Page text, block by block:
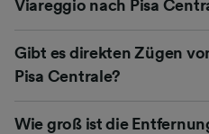
Viareggio nach Pisa
Gibt es direkten Zügen
Pisa Centrale?
Wie groß ist die